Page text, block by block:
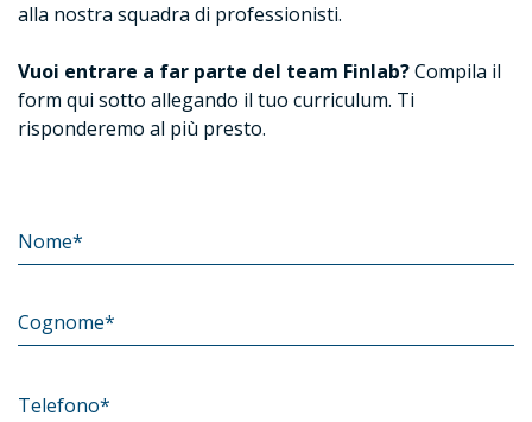
alla nostra squadra di professionisti.
Vuoi entrare a far parte del team Finlab?Compila il
form qui sotto allegando il tuo curriculum. Ti
risponderemo al più presto.